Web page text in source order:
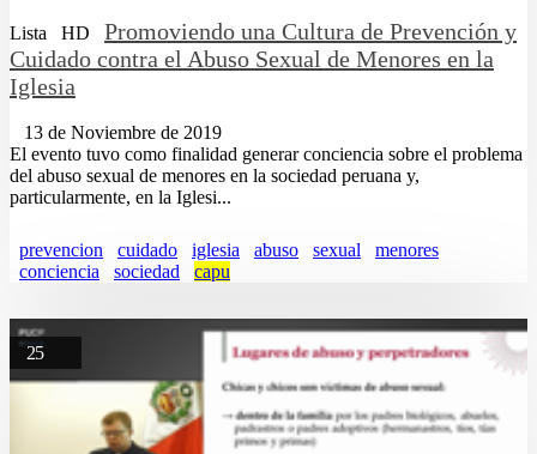
Lista HD
Promoviendo una Cultura de Prevención y
Cuidado contra el Abuso Sexual de Menores en la
Iglesia
13 de Noviembre de 2019
El evento tuvo como finalidad generar conciencia sobre el problema
del abuso sexual de menores en la sociedad peruana y,
particularmente, en la Iglesi...
prevencion cuidado iglesia abuso sexual
menores
conciencia
sociedad capu
25